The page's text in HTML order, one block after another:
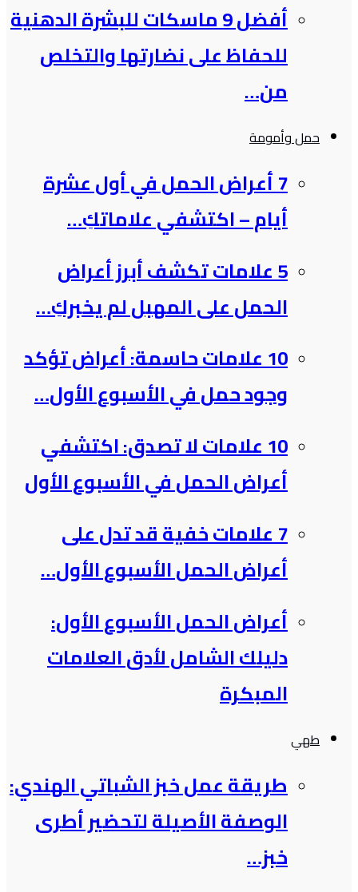
أفضل 9 ماسكات للبشرة الدهنية
للحفاظ على نضارتها والتخلص
من…
حمل وأمومة
7 أعراض الحمل في أول عشرة
أيام – اكتشفي علاماتكِ…
5 علامات تكشف أبرز أعراض
الحمل على المهبل لم يخبركِ…
10 علامات حاسمة: أعراض تؤكد
وجود حمل في الأسبوع الأول…
10 علامات لا تصدق: اكتشفي
أعراض الحمل في الأسبوع الأول
7 علامات خفية قد تدل على
أعراض الحمل الأسبوع الأول…
أعراض الحمل الأسبوع الأول:
دليلك الشامل لأدق العلامات
المبكرة
طهي
طريقة عمل خبز الشباتي الهندي:
الوصفة الأصيلة لتحضير أطرى
خبز…